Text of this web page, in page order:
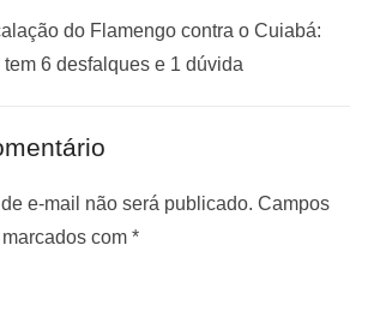
do Flamengo contra o Cuiabá:
tem 6 desfalques e 1 dúvida
e-mail não será publicado. Campos
com *